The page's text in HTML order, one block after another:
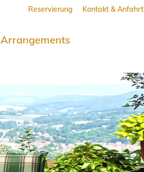
Reservierung Kontakt & Anfahrt
Arrangements